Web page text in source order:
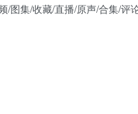
图集/收藏/直播/原声/合集/评